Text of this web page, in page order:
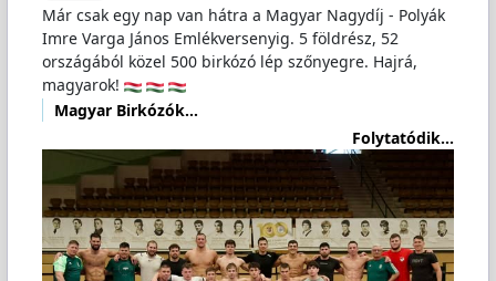
Már csak egy nap van hátra a Magyar Nagydíj - Polyák
Imre Varga János Emlékversenyig. 5 földrész, 52
országából közel 500 birkózó lép szőnyegre. Hajrá,
magyarok!
Magyar Birkózók…
Folytatódik...